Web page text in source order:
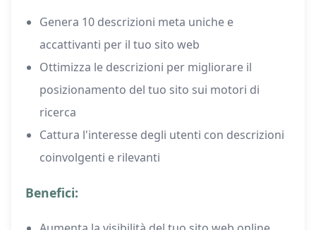
Genera 10 descrizioni meta uniche e
accattivanti per il tuo sito web
Ottimizza le descrizioni per migliorare il
posizionamento del tuo sito sui motori di
ricerca
Cattura l'interesse degli utenti con descrizioni
coinvolgenti e rilevanti
Benefici: